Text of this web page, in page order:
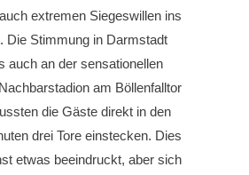
extremen Siegeswillen ins
Die Stimmung in Darmstadt
auch an der sensationellen
am Böllenfalltor
die Gäste direkt in den
drei Tore einstecken. Dies
etwas beeindruckt, aber sich